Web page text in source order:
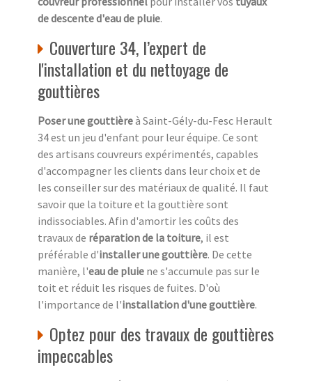
de descente d'eau de pluie.
Couverture 34, l’expert de
l'installation et du nettoyage de
gouttières
Poser une gouttièreà Saint-Gély-du-Fesc Herault
34 est un jeu d'enfant pour leur équipe. Ce sont
des artisans couvreurs expérimentés, capables
d'accompagner les clients dans leur choix et de
les conseiller sur des matériaux de qualité. Il faut
savoir que la toiture et la gouttière sont
indissociables. Afin d'amortir les coûts des
travaux de réparation de la toiture, il est
préférable d'installer une gouttière. De cette
manière, l'eau de pluie ne s'accumule pas sur le
toit et réduit les risques de fuites. D'où
l'importance de l'installation d'une gouttière.
Optez pour des travaux de gouttières
impeccables